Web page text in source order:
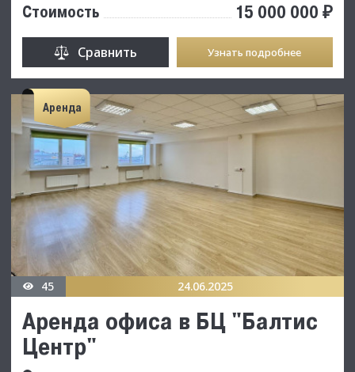
Стоимость 15 000 000 ₽
Сравнить Узнать подробнее
Аренда
45 24.06.2025
Аренда офиса в БЦ "Балтис
Центр"